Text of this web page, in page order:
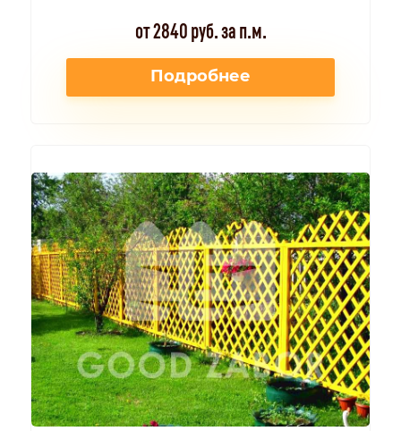
от 2840 руб. за п.м.
Подробнее